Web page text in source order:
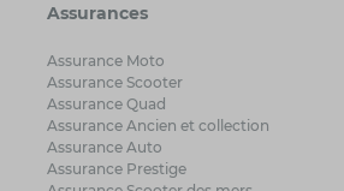
Assurances
Assurance Moto
Assurance Scooter
Assurance Quad
Assurance Ancien et collection
Assurance Auto
Assurance Prestige